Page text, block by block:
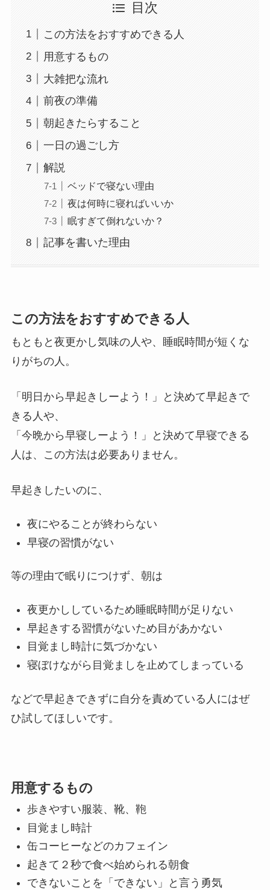
目次
この方法をおすすめできる人
用意するもの
大雑把な流れ
前夜の準備
朝起きたらすること
一日の過ごし方
解説
ベッドで寝ない理由
夜は何時に寝ればいいか
眠すぎて倒れないか？
記事を書いた理由
この方法をおすすめできる人
もともと夜更かし気味の人や、睡眠時間が短くな
りがちの人。
「明日から早起きしーよう！」と決めて早起きで
きる人や、
「今晩から早寝しーよう！」と決めて早寝できる
人は、この方法は必要ありません。
早起きしたいのに、
夜にやることが終わらない
早寝の習慣がない
等の理由で眠りにつけず、朝は
夜更かししているため睡眠時間が足りない
早起きする習慣がないため目があかない
目覚まし時計に気づかない
寝ぼけながら目覚ましを止めてしまっている
などで早起きできずに自分を責めている人にはぜ
ひ試してほしいです。
用意するもの
歩きやすい服装、靴、鞄
目覚まし時計
缶コーヒーなどのカフェイン
起きて２秒で食べ始められる朝食
できないことを「できない」と言う勇気